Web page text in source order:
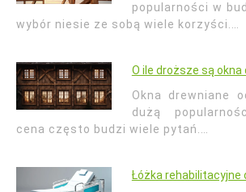
popularności w
wybór niesie ze sobą wiele korzyści.…
O ile droższe są okna
Okna drewniane
dużą
cena często budzi wiele pytań.…
Łóżka rehabilitacyjne